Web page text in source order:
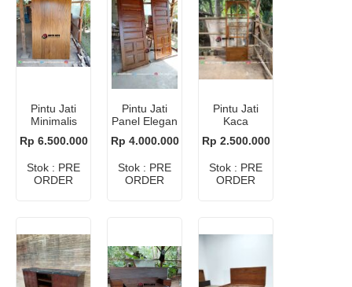
Pintu Jati
Minimalis
Rp 6.500.000
Stok : PRE
ORDER
Pintu Jati
Panel Elegan
Rp 4.000.000
Stok : PRE
ORDER
Pintu Jati
Kaca
Rp 2.500.000
Stok : PRE
ORDER